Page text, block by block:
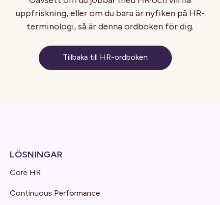
uppfriskning, eller om du bara är nyfiken på HR-
terminologi, så är denna ordboken för dig.
Tillbaka till HR-ordboken
LÖSNINGAR
Core HR
Continuous Performance